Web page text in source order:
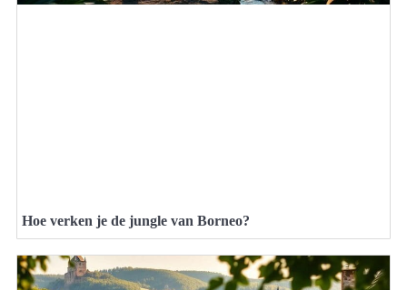
Hoe verken je de jungle van Borneo?